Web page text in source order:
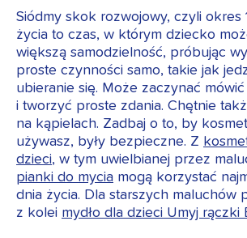
Siódmy skok rozwojowy, czyli okres
życia to czas, w którym dziecko
większą samodzielność, próbując
proste czynności samo, takie jak
ubieranie się. Może zaczynać mówić
i tworzyć proste zdania. Chętnie
na kąpielach. Zadbaj o to, by
używasz, były bezpieczne. Z
dzieci, w tym uwielbianej przez
pianki do mycia mogą korzystać
dnia życia. Dla starszych maluchów
z kolei mydło dla dzieci Umyj rączki